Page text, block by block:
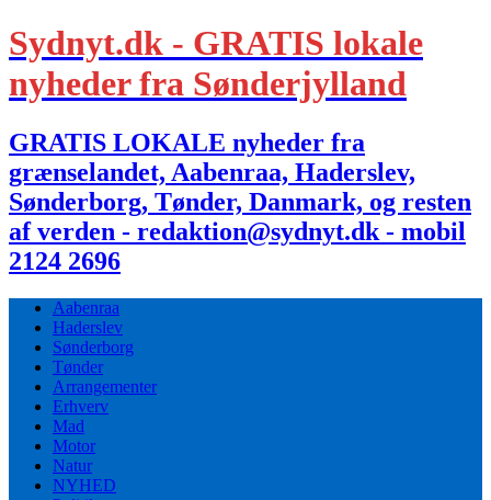
Sydnyt.dk - GRATIS lokale
nyheder fra Sønderjylland
GRATIS LOKALE nyheder fra
grænselandet, Aabenraa, Haderslev,
Sønderborg, Tønder, Danmark, og resten
af verden - redaktion@sydnyt.dk - mobil
2124 2696
Aabenraa
Haderslev
Sønderborg
Tønder
Arrangementer
Erhverv
Mad
Motor
Natur
NYHED